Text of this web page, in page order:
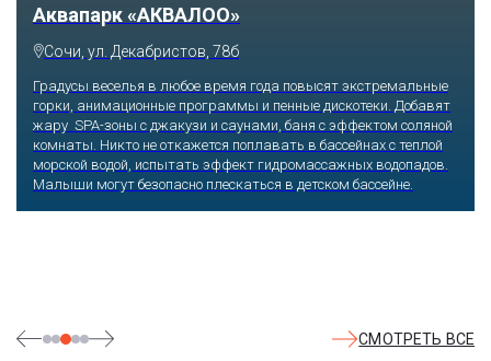
Аквапарк «АКВАЛОО»
Сочи, ул. Декабристов, 78б
Градусы веселья в любое время года повысят экстремальные
горки, анимационные программы и пенные дискотеки. Добавят
жару SPA-зоны с джакузи и саунами, баня с эффектом соляной
комнаты. Никто не откажется поплавать в бассейнах с теплой
морской водой, испытать эффект гидромассажных водопадов.
Малыши могут безопасно плескаться в детском бассейне.
СМОТРЕТЬ ВСЕ